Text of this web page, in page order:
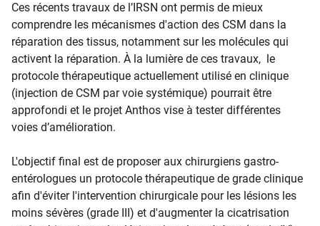
Ces récents travaux de l’IRSN ont permis de mieux
comprendre les mécanismes d'action des CSM dans la
réparation des tissus, notamment sur les molécules qui
activent la réparation. À la lumière de ces travaux, le
protocole thérapeutique actuellement utilisé en clinique
(injection de CSM par voie systémique) pourrait être
approfondi et le projet Anthos vise à tester différentes
voies d’amélioration.
L'objectif final est de proposer aux chirurgiens gastro-
entérologues un protocole thérapeutique de grade clinique
afin d'éviter l'intervention chirurgicale pour les lésions les
moins sévères (grade III) et d'augmenter la cicatrisation